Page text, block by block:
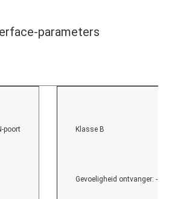
parameters
poort Klasse B
Gevoeligheid ontvanger: -27